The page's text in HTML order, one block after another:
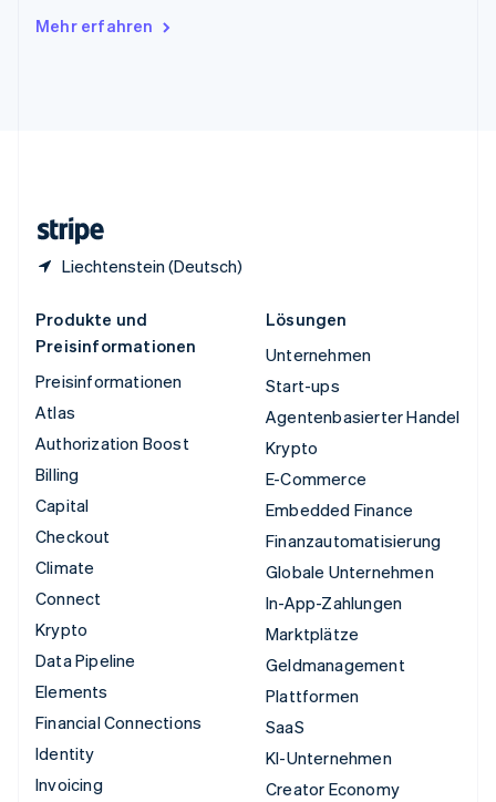
Mehr erfahren
Liechtenstein (Deutsch)
English
Produkte und
Preisinformationen
Preisinformationen
Atlas
Authorization Boost
Billing
Capital
Checkout
Climate
Connect
Krypto
Data Pipeline
Elements
Financial Connections
Identity
Invoicing
Lösungen
Unternehmen
Start-ups
Agentenbasierter Handel
Krypto
E-Commerce
Embedded Finance
Finanzautomatisierung
Globale Unternehmen
In-App-Zahlungen
Marktplätze
Geldmanagement
Plattformen
SaaS
KI-Unternehmen
Creator Economy